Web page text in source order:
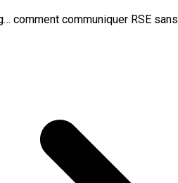
comment communiquer RSE sans